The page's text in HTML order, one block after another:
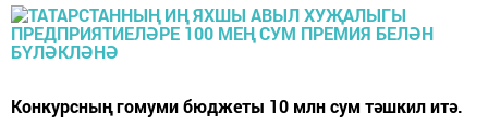
Конкурсның гомуми бюджеты 10 млн сум тәшкил итә.